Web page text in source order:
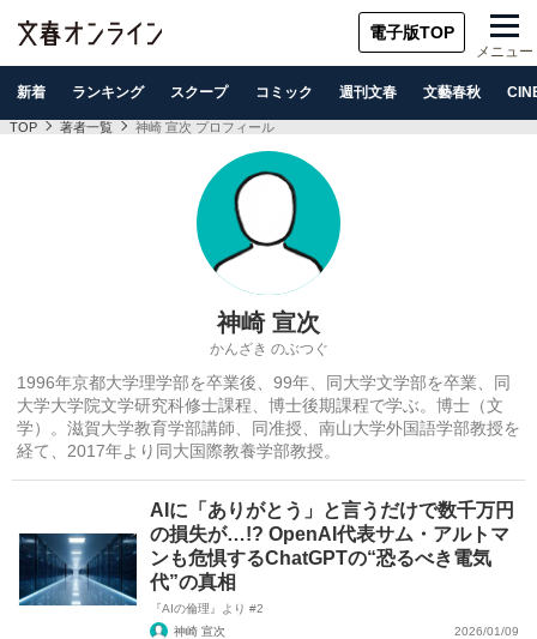
電子版TOP
メニュー
新着 ランキング スクープ コミック 週刊文春 文藝春秋
TOP 著者一覧 神崎 宣次 プロフィール
神崎 宣次
かんざき のぶつぐ
1996年京都大学理学部を卒業後、99年、同大学文学部を卒業、同
大学大学院文学研究科修士課程、博士後期課程で学ぶ。博士（文
学）。滋賀大学教育学部講師、同准授、南山大学外国語学部教授を
経て、2017年より同大国際教養学部教授。
AIに「ありがとう」と言うだけで数千万円
の損失が…!? OpenAI代表サム・アルトマ
ンも危惧するChatGPTの“恐るべき電気
代”の真相
『AIの倫理』より #2
神崎 宣次
2026/01/09